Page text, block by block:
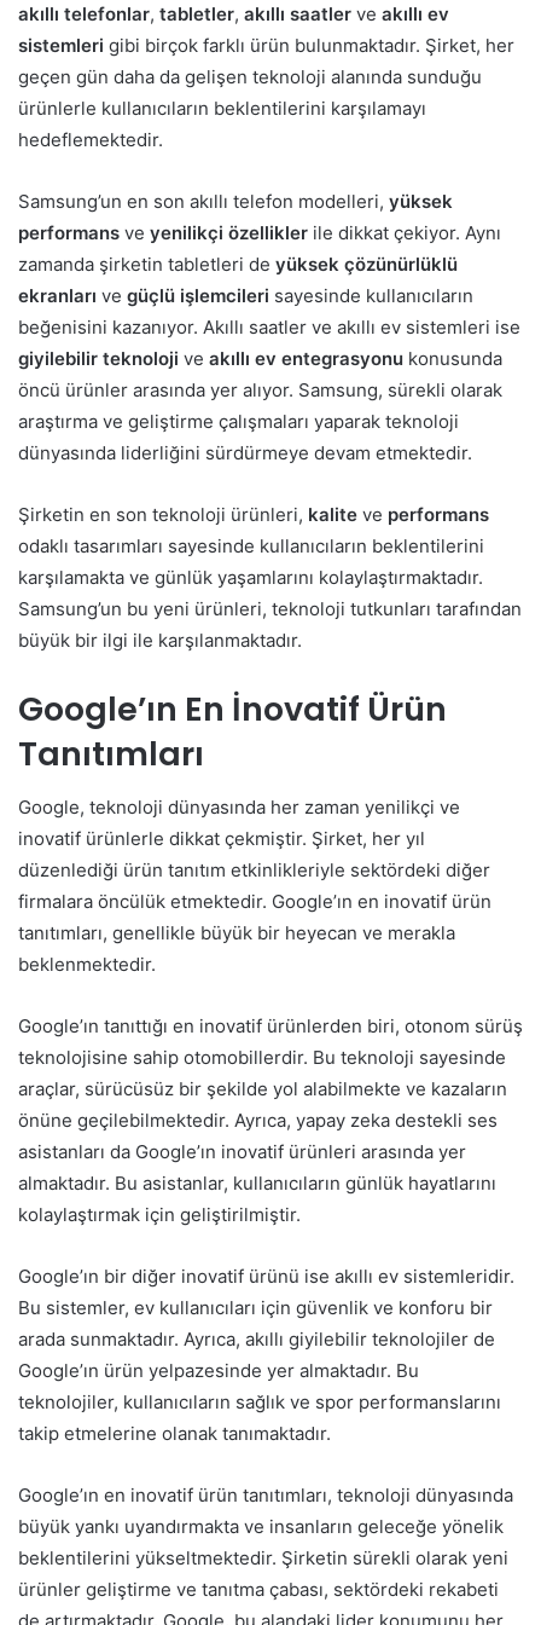
akıllı telefonlar, tabletler, akıllı saatler ve akıllı ev
sistemleri gibi birçok farklı ürün bulunmaktadır. Şirket, her
geçen gün daha da gelişen teknoloji alanında sunduğu
ürünlerle kullanıcıların beklentilerini karşılamayı
hedeflemektedir.
Samsung’un en son akıllı telefon modelleri, yüksek
performans ve yenilikçi özellikler ile dikkat çekiyor. Aynı
zamanda şirketin tabletleri de yüksek çözünürlüklü
ekranları ve güçlü işlemcileri sayesinde kullanıcıların
beğenisini kazanıyor. Akıllı saatler ve akıllı ev sistemleri ise
giyilebilir teknoloji ve akıllı ev entegrasyonu konusunda
öncü ürünler arasında yer alıyor. Samsung, sürekli olarak
araştırma ve geliştirme çalışmaları yaparak teknoloji
dünyasında liderliğini sürdürmeye devam etmektedir.
Şirketin en son teknoloji ürünleri, kalite ve performans
odaklı tasarımları sayesinde kullanıcıların beklentilerini
karşılamakta ve günlük yaşamlarını kolaylaştırmaktadır.
Samsung’un bu yeni ürünleri, teknoloji tutkunları tarafından
büyük bir ilgi ile karşılanmaktadır.
Google’ın En İnovatif Ürün
Tanıtımları
Google, teknoloji dünyasında her zaman yenilikçi ve
inovatif ürünlerle dikkat çekmiştir. Şirket, her yıl
düzenlediği ürün tanıtım etkinlikleriyle sektördeki diğer
firmalara öncülük etmektedir. Google’ın en inovatif ürün
tanıtımları, genellikle büyük bir heyecan ve merakla
beklenmektedir.
Google’ın tanıttığı en inovatif ürünlerden biri, otonom sürüş
teknolojisine sahip otomobillerdir. Bu teknoloji sayesinde
araçlar, sürücüsüz bir şekilde yol alabilmekte ve kazaların
önüne geçilebilmektedir. Ayrıca, yapay zeka destekli ses
asistanları da Google’ın inovatif ürünleri arasında yer
almaktadır. Bu asistanlar, kullanıcıların günlük hayatlarını
kolaylaştırmak için geliştirilmiştir.
Google’ın bir diğer inovatif ürünü ise akıllı ev sistemleridir.
Bu sistemler, ev kullanıcıları için güvenlik ve konforu bir
arada sunmaktadır. Ayrıca, akıllı giyilebilir teknolojiler de
Google’ın ürün yelpazesinde yer almaktadır. Bu
teknolojiler, kullanıcıların sağlık ve spor performanslarını
takip etmelerine olanak tanımaktadır.
Google’ın en inovatif ürün tanıtımları, teknoloji dünyasında
büyük yankı uyandırmakta ve insanların geleceğe yönelik
beklentilerini yükseltmektedir. Şirketin sürekli olarak yeni
ürünler geliştirme ve tanıtma çabası, sektördeki rekabeti